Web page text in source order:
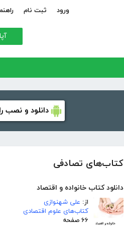
ورود ثبت نام
دانلود و نصب
کتاب‌های تصادفی
دانلود کتاب خانواده و اقتصاد
از: علی شهنوازی
کتاب‌های علوم اقتصادی
۶۶ صفحه